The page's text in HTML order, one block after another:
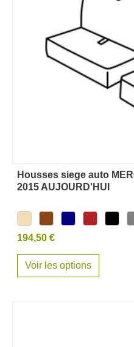
Housses siege auto
2015 AUJOURD'HUI
194,50 €
Voir les options